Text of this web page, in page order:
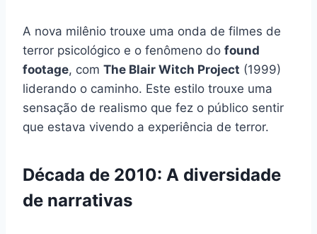
A nova milênio trouxe uma onda de filmes de
terror psicológico e o fenômeno do found
footage, com The Blair Witch Project (1999)
liderando o caminho. Este estilo trouxe uma
sensação de realismo que fez o público sentir
que estava vivendo a experiência de terror.
Década de 2010: A diversidade
de narrativas